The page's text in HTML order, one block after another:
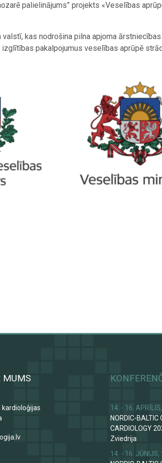
palielinājums” projekts «Veselības
kas nodrošina pilna apjoma
pakalpojumus veselības aprūpē
14. - 16.
NORDIC-BALTIC
CARDIOLOGY
Zviedrija
14. - 16. JŪNIJS,
MUMS
kardioloģijas